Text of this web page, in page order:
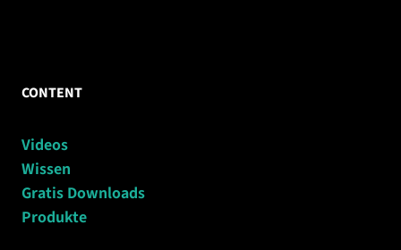
CONTENT
Videos
Wissen
Gratis Downloads
Produkte